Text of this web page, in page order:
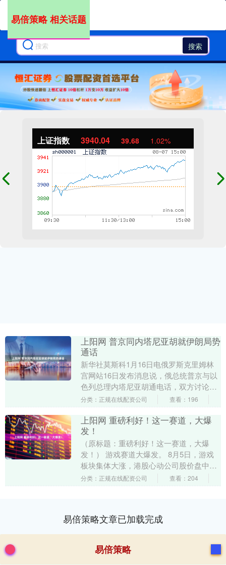
搜索
上证指数 3940.04 39.68 1.02%
易倍策略 相关话题
上阳网 普京同内塔尼亚胡就伊朗局势
通话
新华社莫斯科1月16日电俄罗斯克里姆林
宫网站16日发布消息说，俄总统普京与以
色列总理内塔尼亚胡通电话，双方讨论了
中东和伊朗局势。（完）....
分类：正规在线配资公司 查看：196
上阳网 重磅利好！这一赛道，大爆
发！
（原标题：重磅利好！这一赛道，大爆
发！） 游戏赛道大爆发。 8月5日，游戏
板块集体大涨，港股心动公司股价盘中一
度暴涨超26%，A股北纬科技强势涨停。
分类：正规在线配资公司 查看：204
易倍策略文章已加载完成
易倍策略